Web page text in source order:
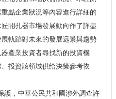
點企業狀況等內容進行詳細的
開孔器市場發展動向作了詳盡
軌跡對未來的發展远景與趨勢
產業投資者尋找新的投資機
投資該領域供给決策參考依
，中華公民共和國涉外調查許